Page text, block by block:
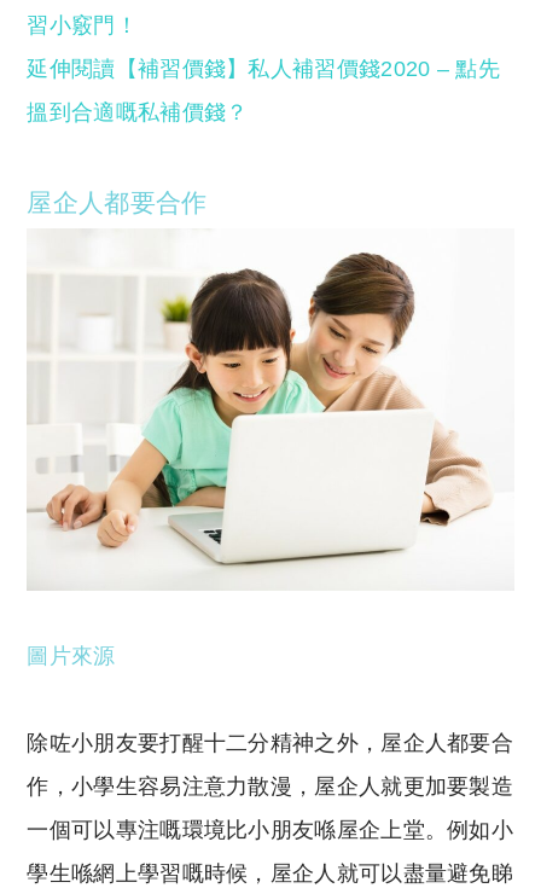
習小竅門！
延伸閱讀【補習價錢】私人補習價錢2020 – 點先
搵到合適嘅私補價錢？
屋企人都要合作
圖片來源
除咗小朋友要打醒十二分精神之外，屋企人都要合
作，小學生容易注意力散漫，屋企人就更加要製造
一個可以專注嘅環境比小朋友喺屋企上堂。例如小
學生喺網上學習嘅時候，屋企人就可以盡量避免睇